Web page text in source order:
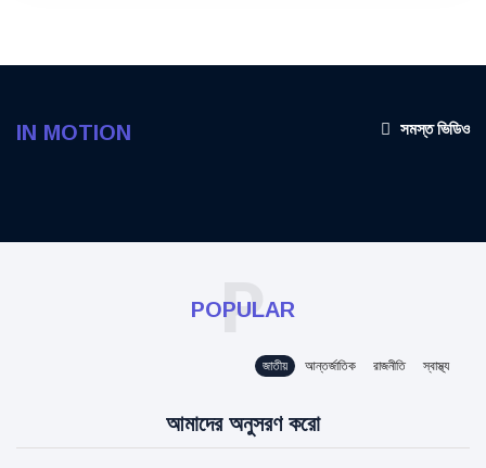
IN MOTION সমস্ত ভিডিও
POPULAR
P
জাতীয় আন্তর্জাতিক রাজনীতি স্বাস্থ্য
আমাদের অনুসরণ করো